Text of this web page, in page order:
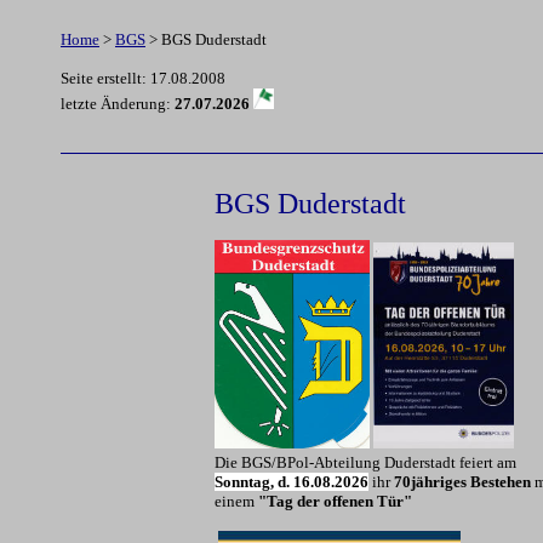
Home > BGS > BGS Duderstadt
Seite erstellt: 17.08.2008
letzte Änderung: 27.07.2026
BGS Duderstadt
Die BGS/BPol-Abteilung Duderstadt feiert am
Sonntag, d. 16.08.2026 ihr70jähriges Bestehen
einem "Tag der offenen Tür"